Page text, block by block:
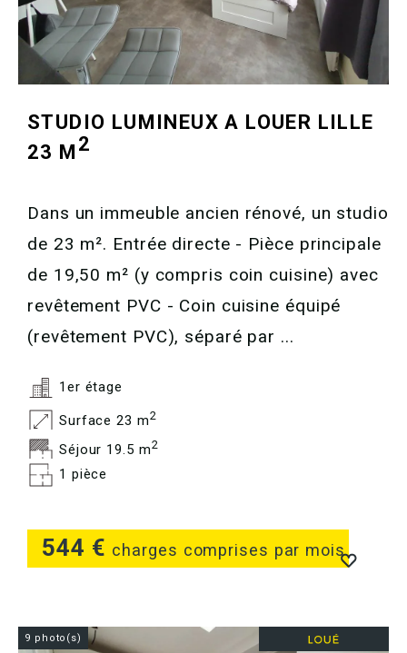
STUDIO LUMINEUX A LOUER LILLE
23 M2
544 € charges comprises par mois
Dans un immeuble ancien rénové, un studio
de 23 m². Entrée directe - Pièce principale
de 19,50 m² (y compris coin cuisine) avec
revêtement PVC - Coin cuisine équipé
(revêtement PVC), séparé par ...
1er étage
Surface 23 m2
Séjour 19.5 m2
1 pièce
9 photo(s)